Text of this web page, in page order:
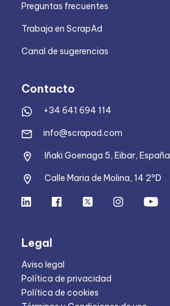
Preguntas frecuentes
Trabaja en ScrapAd
Canal de sugerencias
Contacto
+34 641 694 114
info@scrapad.com
Iñaki Goenaga 5, Eibar, España
Calle Maria de Molina, 14 2ºD
Legal
Aviso legal
Política de privacidad
Política de cookies